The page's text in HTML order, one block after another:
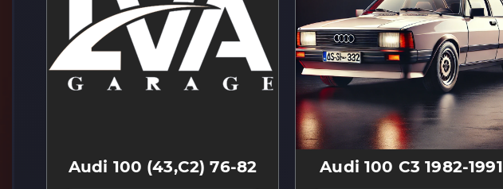
Audi 100 (43,C2) 76-82 Audi 100 C3 1982-1991